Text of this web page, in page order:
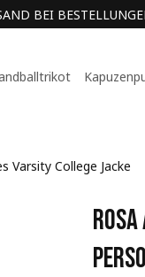
BEI
Varsity College Jacke